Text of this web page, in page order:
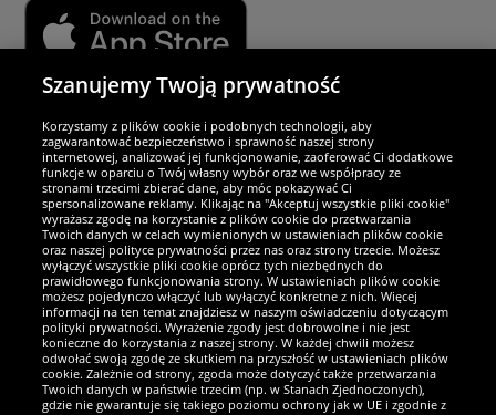
Partnerzy i bezpieczeństwo
Jesteśmy wyjątkowi
Szanujemy Twoją prywatność
Korzystamy z plików cookie i podobnych technologii, aby
zagwarantować bezpieczeństwo i sprawność naszej strony
internetowej, analizować jej funkcjonowanie, zaoferować Ci dodatkowe
funkcje w oparciu o Twój własny wybór oraz we współpracy ze
stronami trzecimi zbierać dane, aby móc pokazywać Ci
spersonalizowane reklamy. Klikając na "Akceptuj wszystkie pliki cookie"
wyrażasz zgodę na korzystanie z plików cookie do przetwarzania
Twoich danych w celach wymienionych w ustawieniach plików cookie
oraz naszej polityce prywatności przez nas oraz strony trzecie. Możesz
wyłączyć wszystkie pliki cookie oprócz tych niezbędnych do
prawidłowego funkcjonowania strony. W ustawieniach plików cookie
możesz pojedynczo włączyć lub wyłączyć konkretne z nich. Więcej
informacji na ten temat znajdziesz w naszym oświadczeniu dotyczącym
polityki prywatności. Wyrażenie zgody jest dobrowolne i nie jest
konieczne do korzystania z naszej strony. W każdej chwili możesz
odwołać swoją zgodę ze skutkiem na przyszłość w ustawieniach plików
cookie. Zależnie od strony, zgoda może dotyczyć także przetwarzania
Twoich danych w państwie trzecim (np. w Stanach Zjednoczonych),
gdzie nie gwarantuje się takiego poziomu ochrony jak w UE i zgodnie z